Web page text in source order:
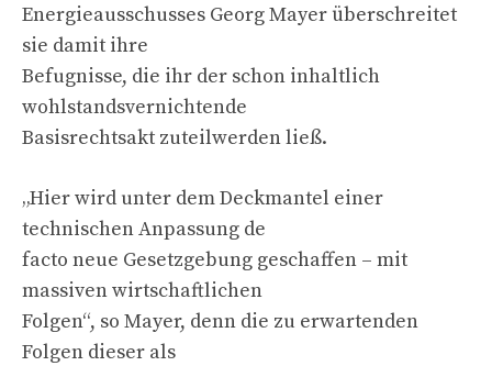
Energieausschusses Georg Mayer überschreitet
sie damit ihre
Befugnisse, die ihr der schon inhaltlich
wohlstandsvernichtende
Basisrechtsakt zuteilwerden ließ.
„Hier wird unter dem Deckmantel einer
technischen Anpassung de
facto neue Gesetzgebung geschaffen – mit
massiven wirtschaftlichen
Folgen“, so Mayer, denn die zu erwartenden
Folgen dieser als